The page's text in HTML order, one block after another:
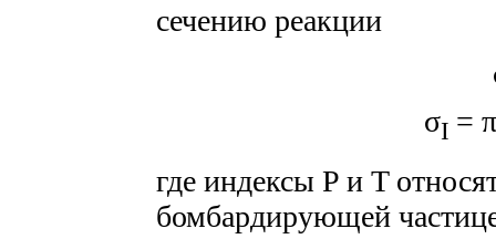
сечению реакции
σI =
где индексы P и T
бомбардирующей